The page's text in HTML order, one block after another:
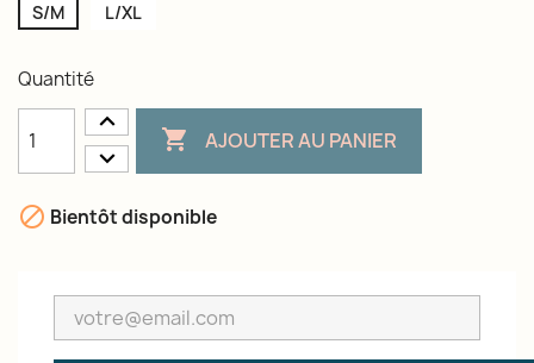
S/M L/XL
Quantité
 AJOUTER AU PANIER
 Bientôt disponible